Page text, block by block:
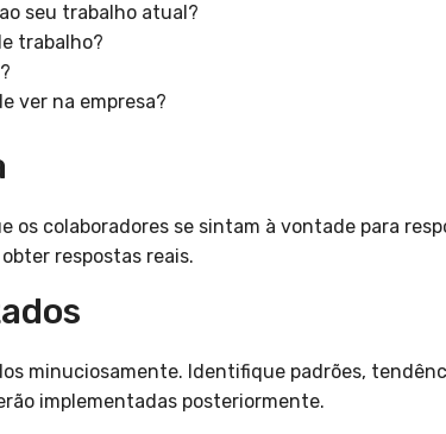
seu trabalho atual?
trabalho?
ver na empresa?
os colaboradores se sintam à vontade para
respostas reais.
minuciosamente. Identifique padrões,
implementadas posteriormente.